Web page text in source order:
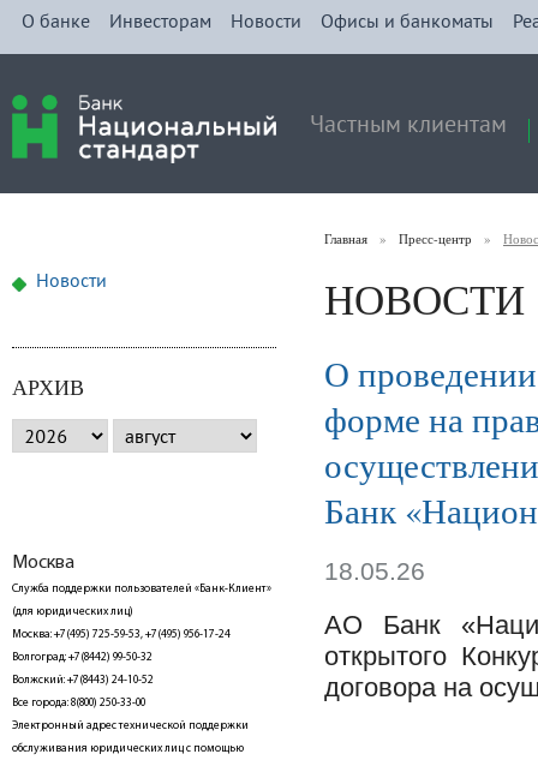
О банке Инвесторам Новости Офисы и банкоматы
Частным клиентам
Новости
АРХИВ
Москва
Служба поддержки пользователей «Банк-Клиент»
(для юридических лиц)
Москва: +7(495) 725-59-53, +7(495) 956-17-24
Волгоград: +7(8442) 99-50-32
Волжский: +7(8443) 24-10-52
Все города: 8(800) 250-33-00
Электронный адрес технической поддержки
обслуживания юридических лиц с помощью
Главная » Пресс-центр »
НОВОСТИ
О
форме на
Банк
18.05.26
АО Банк
открытого
договора на